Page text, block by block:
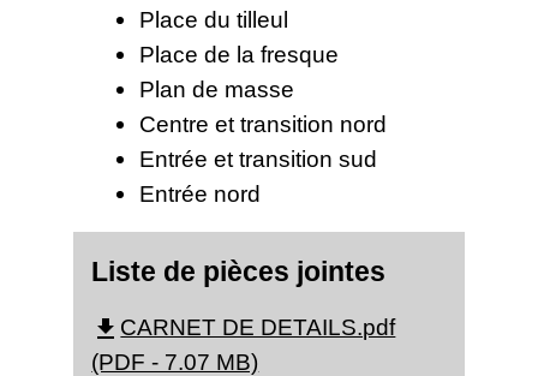
Place du tilleul
Place de la fresque
Plan de masse
Centre et transition nord
Entrée et transition sud
Entrée nord
Liste de pièces jointes
file_download CARNET DE DETAILS.pdf
(PDF - 7.07 MB)